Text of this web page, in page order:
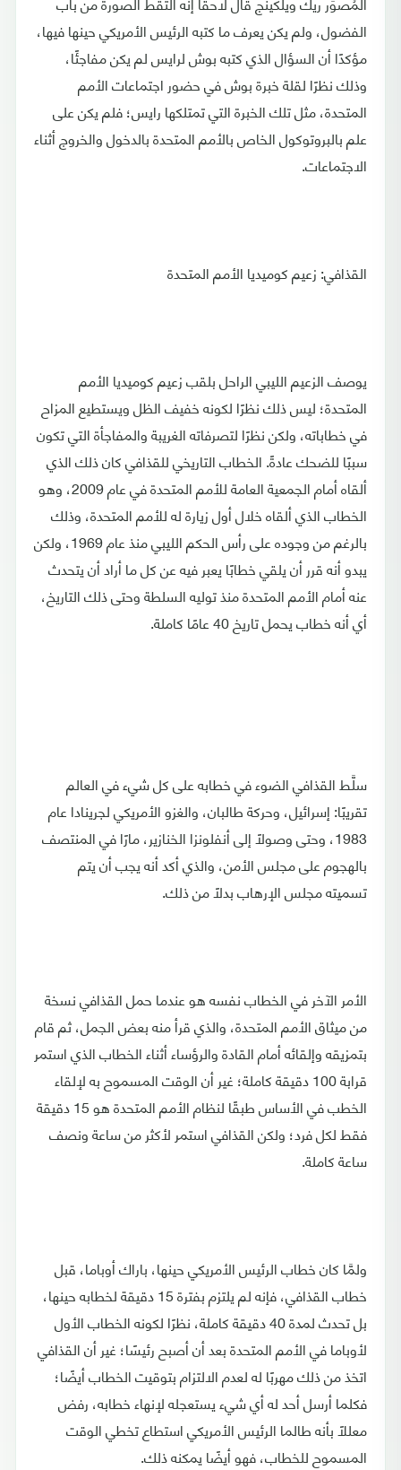
الفضول، ولم يكن يعرف ما كتبه الرئيس الأمريكي حينها فيها،
مؤكدًا أن السؤال الذي كتبه بوش لرايس لم يكن مفاجئًا،
وذلك نظرًا لقلة خبرة بوش في حضور اجتماعات الأمم
المتحدة، مثل تلك الخبرة التي تمتلكها رايس؛ فلم يكن على
علم بالبروتوكول الخاص بالأمم المتحدة بالدخول والخروج أثناء
الاجتماعات.
القذافي: زعيم كوميديا الأمم المتحدة
يوصف الزعيم الليبي الراحل بلقب زعيم كوميديا الأمم
المتحدة؛ ليس ذلك نظرًا لكونه خفيف الظل ويستطيع المزاح
في خطاباته، ولكن نظرًا لتصرفاته الغريبة والمفاجأة التي تكون
سببًا للضحك عادةً. الخطاب التاريخي للقذافي كان ذلك الذي
ألقاه أمام الجمعية العامة للأمم المتحدة في عام 2009، وهو
الخطاب الذي ألقاه خلال أول زيارة له للأمم المتحدة، وذلك
بالرغم من وجوده على رأس الحكم الليبي منذ عام 1969، ولكن
يبدو أنه قرر أن يلقي خطابًا يعبر فيه عن كل ما أراد أن يتحدث
عنه أمام الأمم المتحدة منذ توليه السلطة وحتى ذلك التاريخ،
أي أنه خطاب يحمل تاريخ 40 عامًا كاملة.
سلَّط القذافي الضوء في خطابه على كل شيء في العالم
تقريبًا: إسرائيل، وحركة طالبان، والغزو الأمريكي لجرينادا عام
1983، وحتى وصولًا إلى أنفلونزا الخنازير، مارًا في المنتصف
بالهجوم على مجلس الأمن، والذي أكد أنه يجب أن يتم
تسميته مجلس الإرهاب بدلًا من ذلك.
الأمر الآخر في الخطاب نفسه هو عندما حمل القذافي نسخة
من ميثاق الأمم المتحدة، والذي قرأ منه بعض الجمل، ثم قام
بتمزيقه وإلقائه أمام القادة والرؤساء أثناء الخطاب الذي استمر
قرابة 100 دقيقة كاملة؛ غير أن الوقت المسموح به لإلقاء
الخطب في الأساس طبقًا لنظام الأمم المتحدة هو 15 دقيقة
فقط لكل فرد؛ ولكن القذافي استمر لأكثر من ساعة ونصف
ساعة كاملة.
ولمَّا كان خطاب الرئيس الأمريكي حينها، باراك أوباما، قبل
خطاب القذافي، فإنه لم يلتزم بفترة 15 دقيقة لخطابه حينها،
بل تحدث لمدة 40 دقيقة كاملة، نظرًا لكونه الخطاب الأول
لأوباما في الأمم المتحدة بعد أن أصبح رئيسًا؛ غير أن القذافي
اتخذ من ذلك مهربًا له لعدم الالتزام بتوقيت الخطاب أيضًا؛
فكلما أرسل أحد له أي شيء يستعجله لإنهاء خطابه، رفض
معللًا بأنه طالما الرئيس الأمريكي استطاع تخطي الوقت
المسموح للخطاب، فهو أيضًا يمكنه ذلك.